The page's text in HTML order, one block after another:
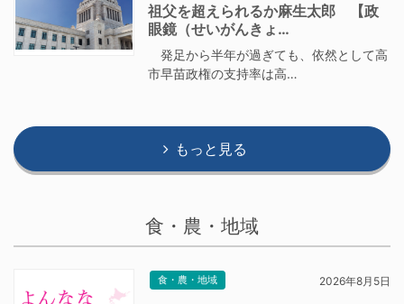
祖父を超えられるか麻生太郎 【政
眼鏡（せいがんきょ…
発足から半年が過ぎても、依然として高
市早苗政権の支持率は高…
もっと見る
食・農・地域
食・農・地域 2026年8月5日